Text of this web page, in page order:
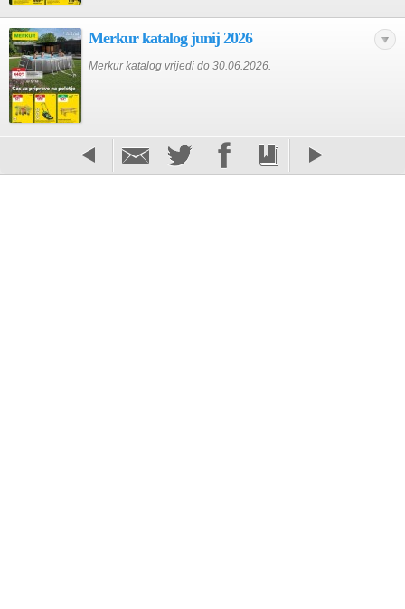
Merkur katalog junij 2026
Merkur katalog vrijedi do 30.06.2026.